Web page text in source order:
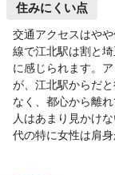
住みにくい点
交通アクセスはや
線で江北駅は割と
に感じられます。
が、江北駅からだ
なく、都心から離
人はあまり見かけ
代の特に女性は肩身